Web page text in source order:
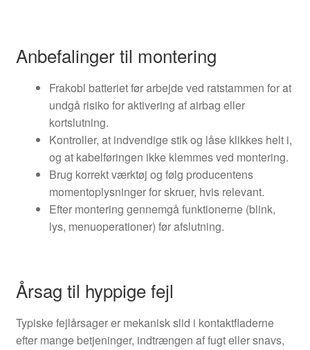
Anbefalinger til montering
Frakobl batteriet før arbejde ved ratstammen for at
undgå risiko for aktivering af airbag eller
kortslutning.
Kontroller, at indvendige stik og låse klikkes helt i,
og at kabelføringen ikke klemmes ved montering.
Brug korrekt værktøj og følg producentens
momentoplysninger for skruer, hvis relevant.
Efter montering gennemgå funktionerne (blink,
lys, menuoperationer) før afslutning.
Årsag til hyppige fejl
Typiske fejlårsager er mekanisk slid i kontaktfladerne
efter mange betjeninger, indtrængen af fugt eller snavs,